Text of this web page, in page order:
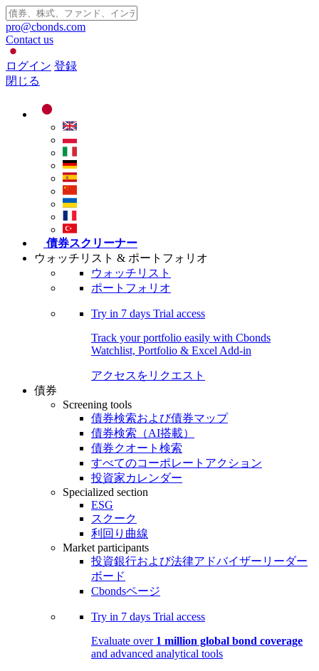
pro@cbonds.com
Contact us
ログイン 登録
閉じる
債券スクリーナー
ウォッチリスト & ポートフォリオ
ウォッチリスト
ポートフォリオ
Try in 7 days Trial access
Track your portfolio easily with Cbonds
Watchlist, Portfolio & Excel Add-in
アクセスをリクエスト
債券
Screening tools
債券検索および債券マップ
債券検索（AI搭載）
債券クオート検索
すべてのコーポレートアクション
投資家カレンダー
Specialized section
ESG
スクーク
利回り曲線
Market participants
投資銀行および法律アドバイザーリーダー
ボード
Cbondsページ
Try in 7 days Trial access
Evaluate over 1 million global bond coverage
and advanced analytical tools